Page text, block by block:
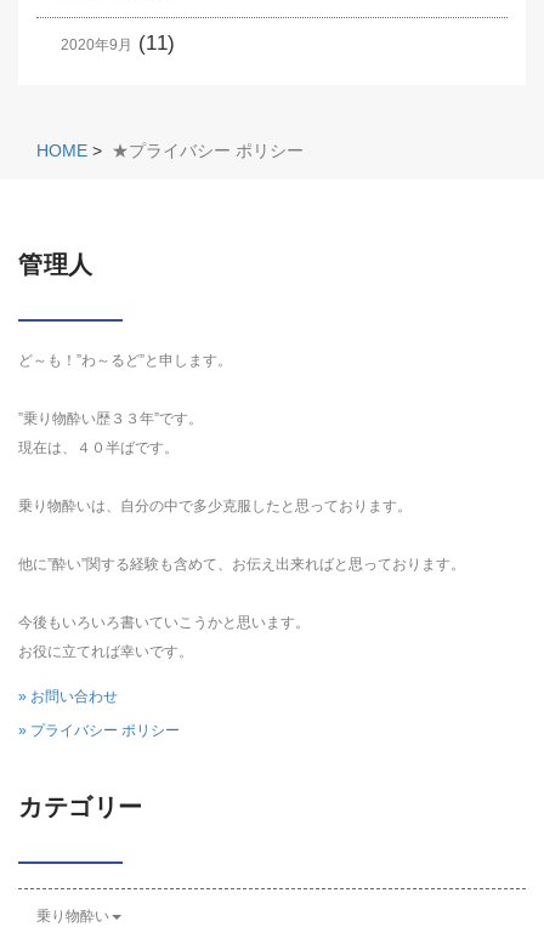
2020年9月 (11)
HOME > ★プライバシー ポリシー
管理人
ど～も！”わ～るど”と申します。
”乗り物酔い歴３３年”です。
現在は、４０半ばです。
乗り物酔いは、自分の中で多少克服したと思っております。
他に”酔い”関する経験も含めて、お伝え出来ればと思っております。
今後もいろいろ書いていこうかと思います。
お役に立てれば幸いです。
» お問い合わせ
» プライバシー ポリシー
カテゴリー
乗り物酔い